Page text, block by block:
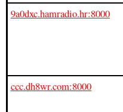
9a0dxc.hamradio.hr:8000
ccc.dh8wr.com:8000